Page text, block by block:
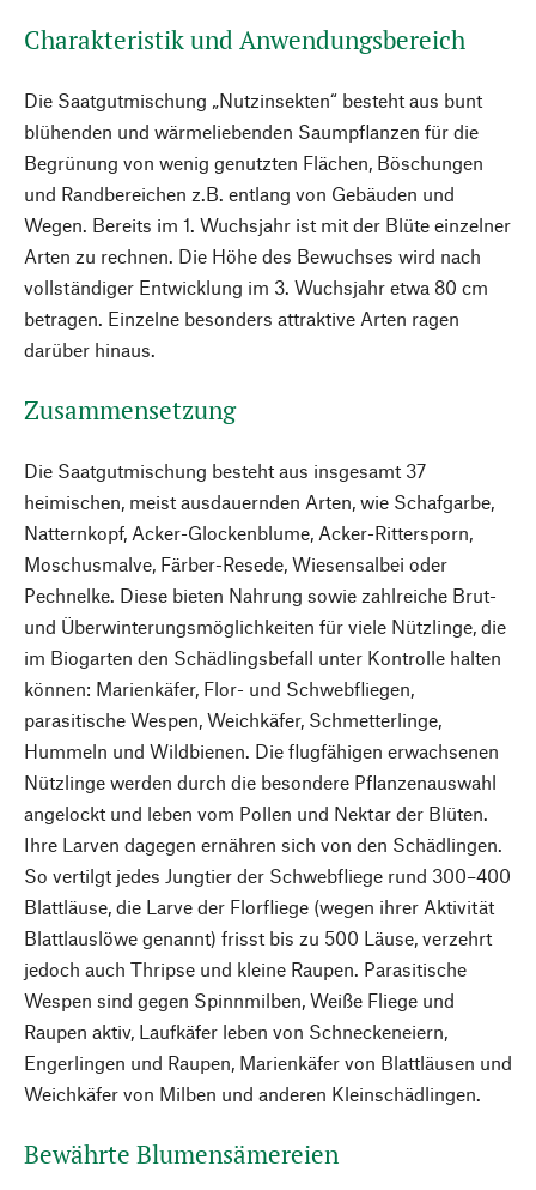
Charakteristik und Anwendungsbereich
Die Saatgutmischung „Nutzinsekten“ besteht aus bunt
blühenden und wärmeliebenden Saumpflanzen für die
Begrünung von wenig genutzten Flächen, Böschungen
und Randbereichen z.B. entlang von Gebäuden und
Wegen. Bereits im 1. Wuchsjahr ist mit der Blüte einzelner
Arten zu rechnen. Die Höhe des Bewuchses wird nach
vollständiger Entwicklung im 3. Wuchsjahr etwa 80 cm
betragen. Einzelne besonders attraktive Arten ragen
darüber hinaus.
Zusammensetzung
Die Saatgutmischung besteht aus insgesamt 37
heimischen, meist ausdauernden Arten, wie Schafgarbe,
Natternkopf, Acker-Glockenblume, Acker-Rittersporn,
Moschusmalve, Färber-Resede, Wiesensalbei oder
Pechnelke. Diese bieten Nahrung sowie zahlreiche Brut-
und Überwinterungsmöglichkeiten für viele Nützlinge, die
im Biogarten den Schädlingsbefall unter Kontrolle halten
können: Marienkäfer, Flor- und Schwebfliegen,
parasitische Wespen, Weichkäfer, Schmetterlinge,
Hummeln und Wildbienen. Die flugfähigen erwachsenen
Nützlinge werden durch die besondere Pflanzenauswahl
angelockt und leben vom Pollen und Nektar der Blüten.
Ihre Larven dagegen ernähren sich von den Schädlingen.
So vertilgt jedes Jungtier der Schwebfliege rund 300–400
Blattläuse, die Larve der Florfliege (wegen ihrer Aktivität
Blattlauslöwe genannt) frisst bis zu 500 Läuse, verzehrt
jedoch auch Thripse und kleine Raupen. Parasitische
Wespen sind gegen Spinnmilben, Weiße Fliege und
Raupen aktiv, Laufkäfer leben von Schneckeneiern,
Engerlingen und Raupen, Marienkäfer von Blattläusen und
Weichkäfer von Milben und anderen Kleinschädlingen.
Bewährte Blumensämereien